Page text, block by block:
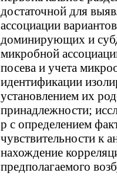
достаточной для
ассоциации
доминирующих и
микробной
посева и учета
идентификации
установлением их
принадлежности;
р с определением
чувствительности к
нахождение
предполагаемого